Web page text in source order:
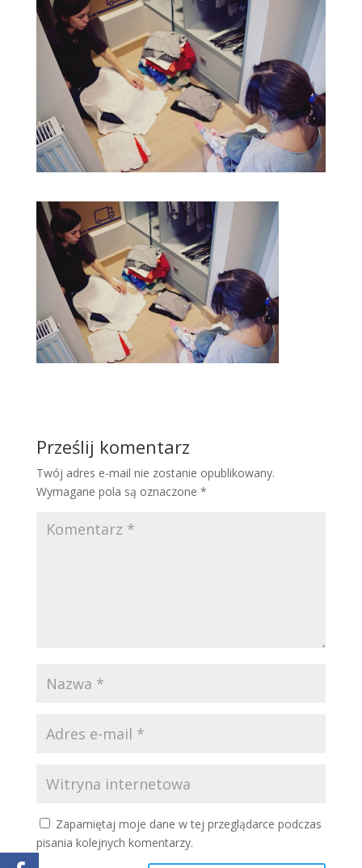
Prześlij komentarz
Twój adres e-mail nie zostanie opublikowany.
Wymagane pola są oznaczone *
Zapamiętaj moje dane w tej przeglądarce podczas
pisania kolejnych komentarzy.